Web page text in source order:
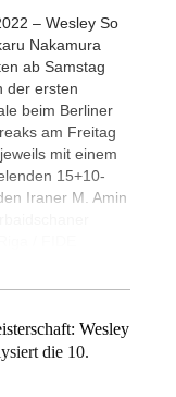
– Wesley So
Nakamura
ab Samstag
der ersten
beim Berliner
am Freitag
mit einem
15+10-
Iraner M. Amin
Wesley
die 10.